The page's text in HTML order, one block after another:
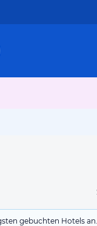
gebuchten Hotels